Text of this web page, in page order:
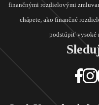
finančnými rozdielovými
chápete, ako finančné
podstúpiť vysoké